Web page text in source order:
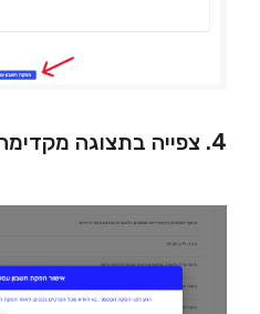
4. צפייה בתצוגה מקדימה+אישור והפקה